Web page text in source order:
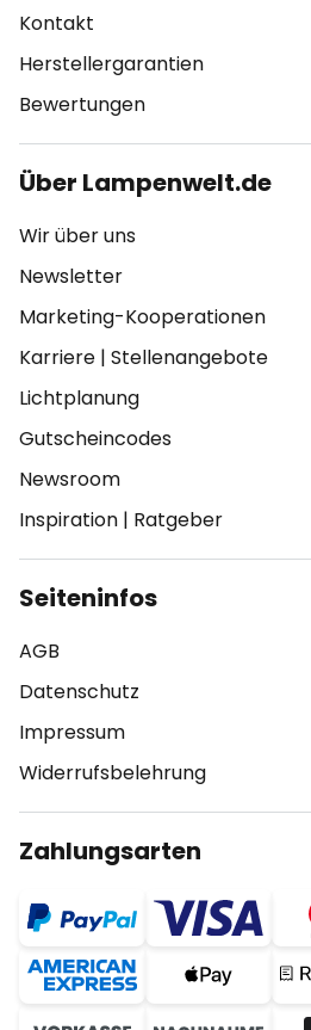
Kontakt
Herstellergarantien
Bewertungen
Über Lampenwelt.de
Wir über uns
Newsletter
Marketing-Kooperationen
Karriere | Stellenangebote
Lichtplanung
Gutscheincodes
Newsroom
Inspiration | Ratgeber
Seiteninfos
AGB
Datenschutz
Impressum
Widerrufsbelehrung
Zahlungsarten